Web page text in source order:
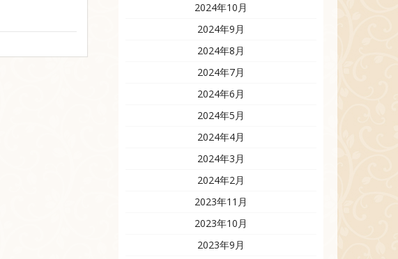
2024年10月
2024年9月
2024年8月
2024年7月
2024年6月
2024年5月
2024年4月
2024年3月
2024年2月
2023年11月
2023年10月
2023年9月